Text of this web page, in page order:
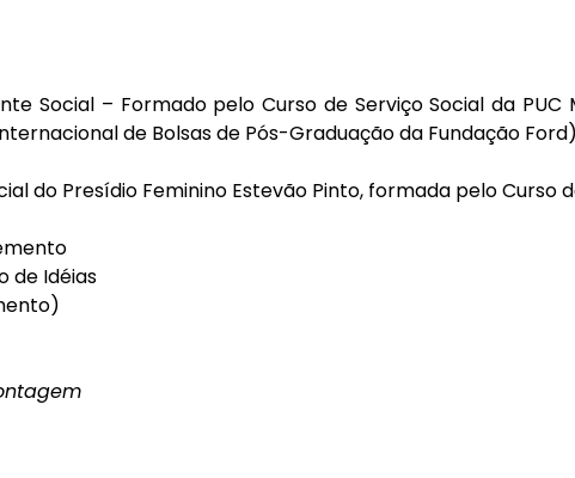
Social – Formado pelo Curso de Serviço Social da
de Bolsas de Pós-Graduação da Fundação
do Presídio Feminino Estevão Pinto, formada pelo Curso
de Idéias